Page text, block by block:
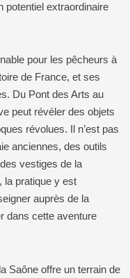
potentiel extraordinaire
pour les pêcheurs à
de France, et ses
Du Pont des Arts au
peut révéler des objets
révolues. Il n’est pas
anciennes, des outils
vestiges de la
la pratique y est
auprès de la
dans cette aventure
Saône offre un terrain de